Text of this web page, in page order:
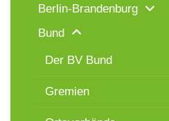
Berlin-Brandenburg
Bund
Der BV Bund
Gremien